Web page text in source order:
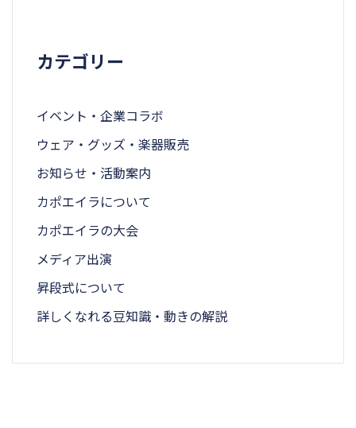
カテゴリー
イベント・企業コラボ
ウェア・グッズ・楽器販売
お知らせ・活動案内
カポエイラについて
カポエイラの大会
メディア出演
昇段式について
詳しくなれる豆知識・動きの解説